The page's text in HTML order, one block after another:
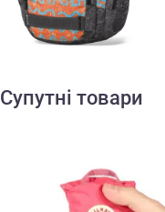
Супутні товари